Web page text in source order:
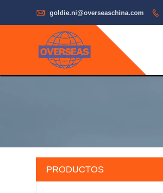
 goldie.ni@overseaschina.com 
PRODUCTOS